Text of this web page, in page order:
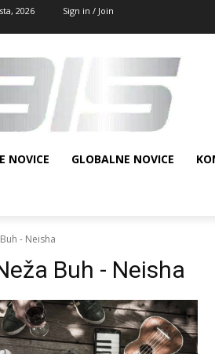
2026 Sign in / Join
NOVICE GLOBALNE NOVICE
- Neisha
Buh - Neisha